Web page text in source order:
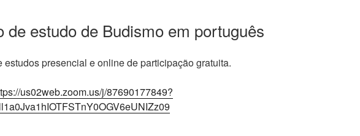
de estudo de Budismo em português
estudos presencial e online de participação gratuita.
us02web.zoom.us/j/87690177849?